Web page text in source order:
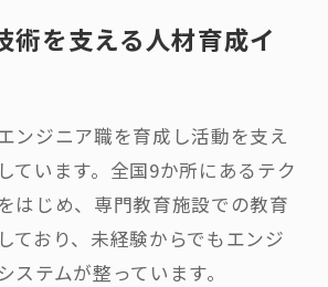
術を支える人材育成イ
ンジニア職を育成し活動を支え
ています。全国9か所にあるテク
はじめ、専門教育施設での教育
ており、未経験からでもエンジ
ステムが整っています。